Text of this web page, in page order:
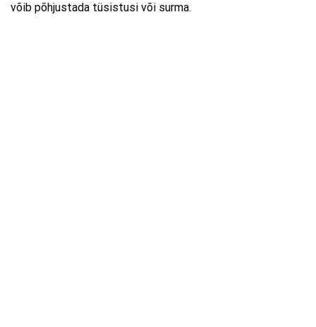
võib põhjustada tüsistusi või surma.